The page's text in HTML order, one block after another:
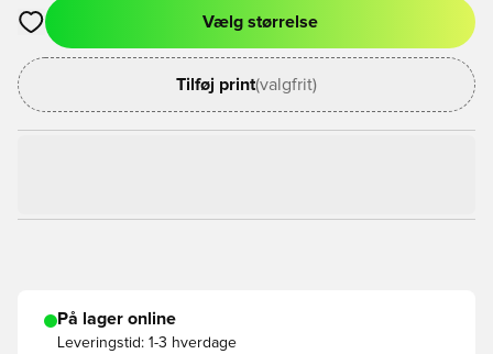
Åbner en Modal til at logge ind eller tilmelde dig som medlem
Vælg størrelse
Tilføj print(valgfrit)
På lager online
Leveringstid: 1-3 hverdage